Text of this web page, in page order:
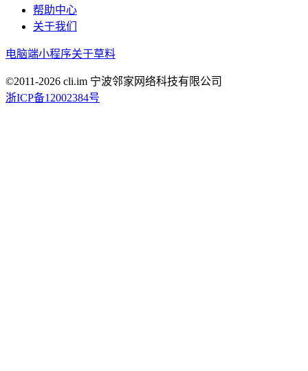
帮助中心
关于我们
电脑端小程序关于草料
©2011-2026 cli.im 宁波邻家网络科技有限公司
浙ICP备12002384号